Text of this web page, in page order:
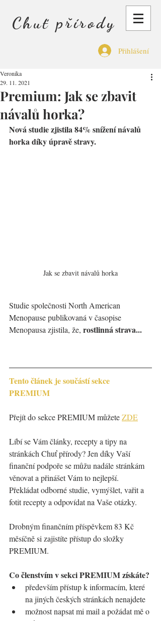
Chuť přírody
Přihlášení
Premium: Jak se zbavit
návalů horka?
Veronika
29. 11. 2021
Nová studie zjistila 84% snížení návalů
horka díky úpravě stravy.
Jak se zbavit návalů horka
Studie společnosti North American
Menopause publikovaná v časopise
Menopausa zjistila, že, rostlinná strava...
Tento článek je součástí sekce
PREMIUM
Přejít do sekce PREMIUM můžete ZDE
Líbí se Vám články, recepty a tipy na
stránkách Chuť přírody? Jen díky Vaší
finanční podpoře se můžu nadále stránkám
věnovat a přinášet Vám to nejlepší.
Překládat odborné studie, vymýšlet, vařit a
fotit recepty a odpovídat na Vaše otázky.
Drobným finančním příspěvkem 83 Kč
měsíčně si zajistíte přístup do složky
PREMIUM.
Co členstvím v sekci PREMIUM získáte?
především přístup k informacím, které
na jiných českých stránkách nenajdete
možnost napsat mi mail a požádat mě o